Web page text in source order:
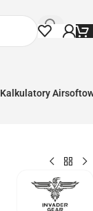
Kalkulatory